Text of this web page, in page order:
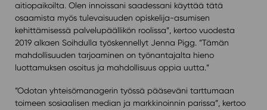
aitiopaikoilta. Olen innoissani saadessani käyttää tätä
osaamista myös tulevaisuuden opiskelija-asumisen
kehittämisessä palvelupäällikön roolissa”, kertoo vuodesta
2019 alkaen Soihdulla työskennellyt Jenna Pigg. ”Tämän
mahdollisuuden tarjoaminen on työnantajalta hieno
luottamuksen osoitus ja mahdollisuus oppia uutta.”
”Odotan yhteisömanagerin työssä pääseväni tarttumaan
toimeen sosiaalisen median ja markkinoinnin parissa”, kertoo